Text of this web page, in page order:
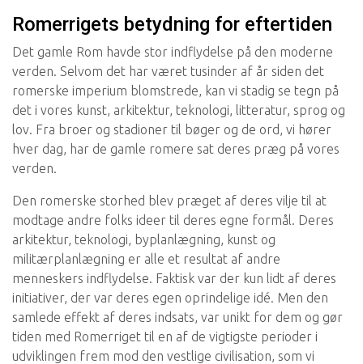
Romerrigets betydning for eftertiden
Det gamle Rom havde stor indflydelse på den moderne
verden. Selvom det har været tusinder af år siden det
romerske imperium blomstrede, kan vi stadig se tegn på
det i vores kunst, arkitektur, teknologi, litteratur, sprog og
lov. Fra broer og stadioner til bøger og de ord, vi hører
hver dag, har de gamle romere sat deres præg på vores
verden.
Den romerske storhed blev præget af deres vilje til at
modtage andre folks ideer til deres egne formål. Deres
arkitektur, teknologi, byplanlægning, kunst og
militærplanlægning er alle et resultat af andre
menneskers indflydelse. Faktisk var der kun lidt af deres
initiativer, der var deres egen oprindelige idé. Men den
samlede effekt af deres indsats, var unikt for dem og gør
tiden med Romerriget til en af de vigtigste perioder i
udviklingen frem mod den vestlige civilisation, som vi